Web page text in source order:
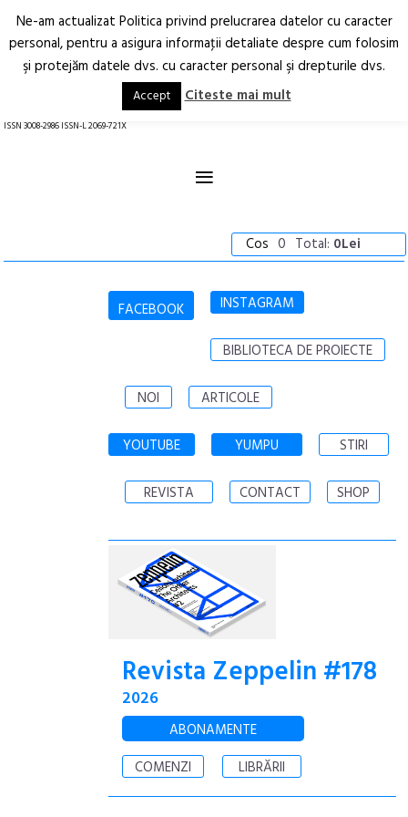
Arhitectură.
Oraș.
RO EN
ISSN 3008-2986 ISSN-L 2069-721X
≡
Cos 0 Total: 0Lei
FACEBOOK INSTAGRAM
BIBLIOTECA DE PROIECTE
NOI ARTICOLE
YOUTUBE YUMPU STIRI
REVISTA CONTACT SHOP
Revista Zeppelin #178
2026
ABONAMENTE
COMENZI
LIBRĂRII
Ne-am actualizat Politica privind prelucrarea datelor cu caracter
personal, pentru a asigura informaţii detaliate despre cum folosim
şi protejăm datele dvs. cu caracter personal şi drepturile dvs.
Accept Citeste mai mult